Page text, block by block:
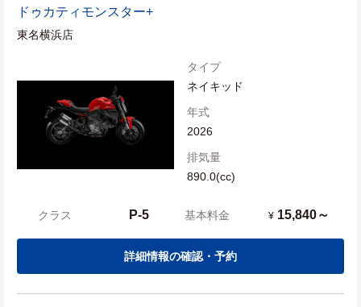
ドゥカティ モンスター+
東名横浜店
タイプ
ネイキッド
年式
2026
排気量
890.0(cc)
クラス P-5 基本料金 ¥ 15,840～
詳細情報の確認・予約